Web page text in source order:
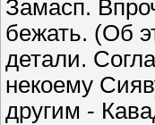
Замасп.
бежать. (Об
детали.
некоему
другим -